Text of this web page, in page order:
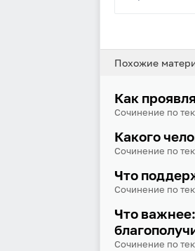
Похожие
Как
Сочинение по
Какого
Сочинение по
Что
Сочинение по
Что
Сочинение по